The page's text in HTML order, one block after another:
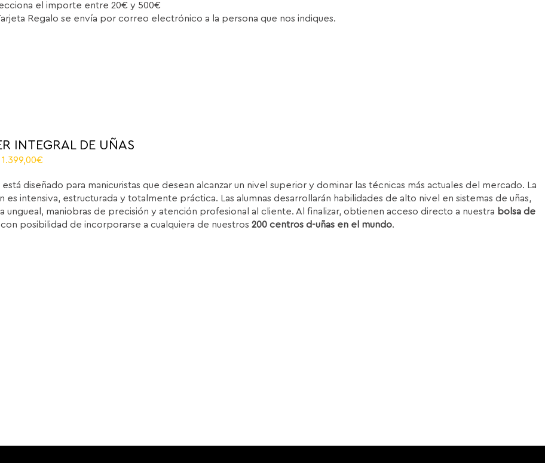
el importe entre 20€ y 500€
Regalo se envía por correo electrónico a la persona que nos indiques.
INTEGRAL DE UÑAS
Original
was:
1.850,00€.
1.399,00€
is:
1.399,00€.
está diseñado para manicuristas que desean alcanzar un nivel superior y dominar las técnicas más actuales del mercado. La
es intensiva, estructurada y totalmente práctica. Las alumnas desarrollarán habilidades de alto nivel en sistemas de uñas,
ungueal, maniobras de precisión y atención profesional al cliente. Al finalizar, obtienen acceso directo a nuestra bolsa de
con posibilidad de incorporarse a cualquiera de nuestros200 centros d-uñas en el mundo.